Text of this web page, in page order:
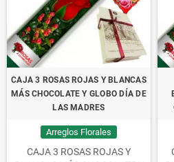
CAJA 3 ROSAS ROJAS Y BLANCAS
MÁS CHOCOLATE Y GLOBO DÍA DE
LAS MADRES
Arreglos Florales
CAJA 3 ROSAS ROJAS Y